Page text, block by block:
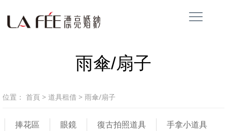
雨傘/扇子
位置： 首頁 > 道具租借 > 雨傘/扇子
捧花區 眼鏡 復古拍照道具
手拿小道具